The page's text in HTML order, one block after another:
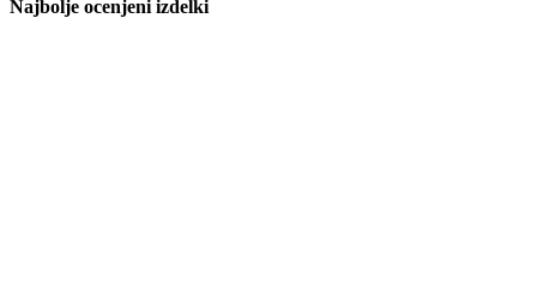
Najbolje ocenjeni izdelki